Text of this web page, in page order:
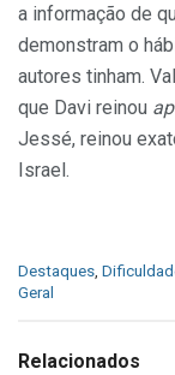
a informação de
demonstram o
autores tinham.
que Davi reinou
Jessé, reinou
Israel.
C
a
g
Destaques
Geral
Relacionados